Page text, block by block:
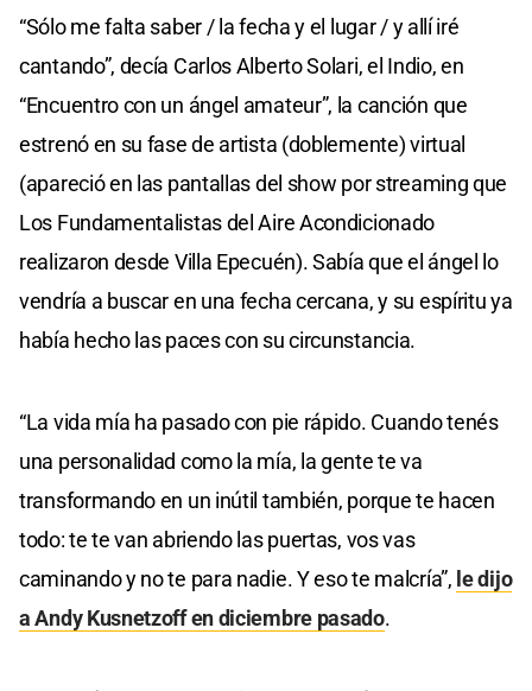
“Sólo me falta saber / la fecha y el lugar / y allí iré
cantando”, decía Carlos Alberto Solari, el Indio, en
“Encuentro con un ángel amateur”, la canción que
estrenó en su fase de artista (doblemente) virtual
(apareció en las pantallas del show por streaming que
Los Fundamentalistas del Aire Acondicionado
realizaron desde Villa Epecuén). Sabía que el ángel lo
vendría a buscar en una fecha cercana, y su espíritu ya
había hecho las paces con su circunstancia.
“La vida mía ha pasado con pie rápido. Cuando tenés
una personalidad como la mía, la gente te va
transformando en un inútil también, porque te hacen
todo: te te van abriendo las puertas, vos vas
caminando y no te para nadie. Y eso te malcría”, le dijo
a Andy Kusnetzoff en diciembre pasado.